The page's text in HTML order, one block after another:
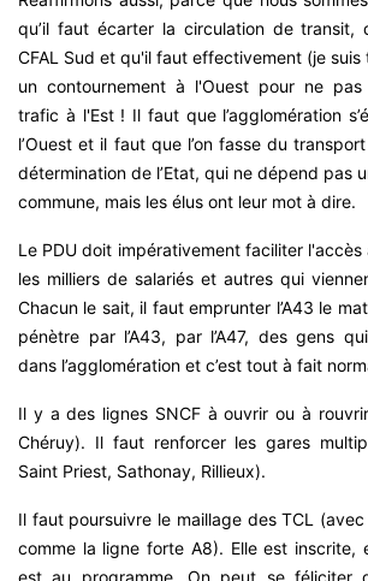
qu’il faut écarter la circulation de transit,
CFAL Sud et qu'il faut effectivement (je suis
un contournement à l'Ouest pour ne
trafic à l'Est ! Il faut que l’agglomération
l’Ouest et il faut que l’on fasse du
détermination de l’Etat, qui ne dépend pas
commune, mais les élus ont leur mot à dire.
Le PDU doit impérativement faciliter
les milliers de salariés et autres qui
Chacun le sait, il faut emprunter l’A43 le
pénètre par l’A43, par l’A47, des gens
dans l’agglomération et c’est tout à fait
Il y a des lignes SNCF à ouvrir ou à
Chéruy). Il faut renforcer les gares
Saint Priest, Sathonay, Rillieux).
Il faut poursuivre le maillage des TCL
comme la ligne forte A8). Elle est inscrite,
est au programme. On peut se féliciter